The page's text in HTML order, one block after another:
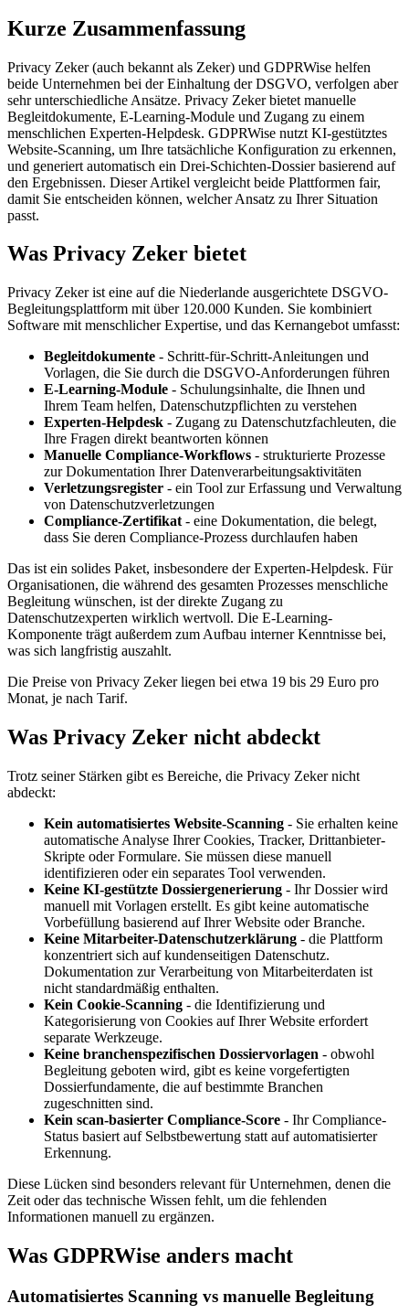
Kurze Zusammenfassung
Privacy Zeker (auch bekannt als Zeker) und GDPRWise helfen
beide Unternehmen bei der Einhaltung der DSGVO, verfolgen aber
sehr unterschiedliche Ansätze. Privacy Zeker bietet manuelle
Begleitdokumente, E-Learning-Module und Zugang zu einem
menschlichen Experten-Helpdesk. GDPRWise nutzt KI-gestütztes
Website-Scanning, um Ihre tatsächliche Konfiguration zu erkennen,
und generiert automatisch ein Drei-Schichten-Dossier basierend auf
den Ergebnissen. Dieser Artikel vergleicht beide Plattformen fair,
damit Sie entscheiden können, welcher Ansatz zu Ihrer Situation
passt.
Was Privacy Zeker bietet
Privacy Zeker ist eine auf die Niederlande ausgerichtete DSGVO-
Begleitungsplattform mit über 120.000 Kunden. Sie kombiniert
Software mit menschlicher Expertise, und das Kernangebot umfasst:
Begleitdokumente - Schritt-für-Schritt-Anleitungen und
Vorlagen, die Sie durch die DSGVO-Anforderungen führen
E-Learning-Module - Schulungsinhalte, die Ihnen und
Ihrem Team helfen, Datenschutzpflichten zu verstehen
Experten-Helpdesk - Zugang zu Datenschutzfachleuten, die
Ihre Fragen direkt beantworten können
Manuelle Compliance-Workflows - strukturierte Prozesse
zur Dokumentation Ihrer Datenverarbeitungsaktivitäten
Verletzungsregister - ein Tool zur Erfassung und Verwaltung
von Datenschutzverletzungen
Compliance-Zertifikat - eine Dokumentation, die belegt,
dass Sie deren Compliance-Prozess durchlaufen haben
Das ist ein solides Paket, insbesondere der Experten-Helpdesk. Für
Organisationen, die während des gesamten Prozesses menschliche
Begleitung wünschen, ist der direkte Zugang zu
Datenschutzexperten wirklich wertvoll. Die E-Learning-
Komponente trägt außerdem zum Aufbau interner Kenntnisse bei,
was sich langfristig auszahlt.
Die Preise von Privacy Zeker liegen bei etwa 19 bis 29 Euro pro
Monat, je nach Tarif.
Was Privacy Zeker nicht abdeckt
Trotz seiner Stärken gibt es Bereiche, die Privacy Zeker nicht
abdeckt:
Kein automatisiertes Website-Scanning - Sie erhalten keine
automatische Analyse Ihrer Cookies, Tracker, Drittanbieter-
Skripte oder Formulare. Sie müssen diese manuell
identifizieren oder ein separates Tool verwenden.
Keine KI-gestützte Dossiergenerierung - Ihr Dossier wird
manuell mit Vorlagen erstellt. Es gibt keine automatische
Vorbefüllung basierend auf Ihrer Website oder Branche.
Keine Mitarbeiter-Datenschutzerklärung - die Plattform
konzentriert sich auf kundenseitigen Datenschutz.
Dokumentation zur Verarbeitung von Mitarbeiterdaten ist
nicht standardmäßig enthalten.
Kein Cookie-Scanning - die Identifizierung und
Kategorisierung von Cookies auf Ihrer Website erfordert
separate Werkzeuge.
Keine branchenspezifischen Dossiervorlagen - obwohl
Begleitung geboten wird, gibt es keine vorgefertigten
Dossierfundamente, die auf bestimmte Branchen
zugeschnitten sind.
Kein scan-basierter Compliance-Score - Ihr Compliance-
Status basiert auf Selbstbewertung statt auf automatisierter
Erkennung.
Diese Lücken sind besonders relevant für Unternehmen, denen die
Zeit oder das technische Wissen fehlt, um die fehlenden
Informationen manuell zu ergänzen.
Was GDPRWise anders macht
Automatisiertes Scanning vs manuelle Begleitung